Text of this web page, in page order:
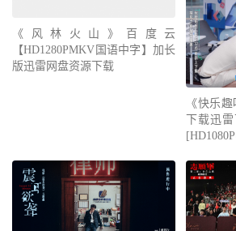
《风林火山》百度云
【HD1280PMKV国语中字】加长
版迅雷网盘资源下载
《快乐
下载迅